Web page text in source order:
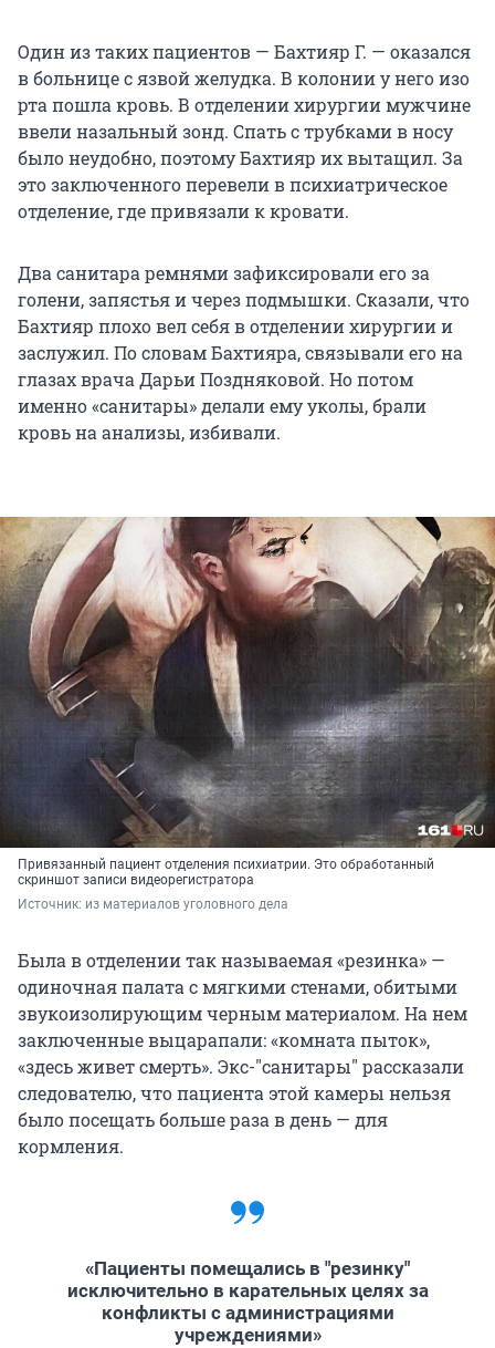
Один из таких пациентов — Бахтияр Г. — оказался
в больнице с язвой желудка. В колонии у него изо
рта пошла кровь. В отделении хирургии мужчине
ввели назальный зонд. Спать с трубками в носу
было неудобно, поэтому Бахтияр их вытащил. За
это заключенного перевели в психиатрическое
отделение, где привязали к кровати.
Два санитара ремнями зафиксировали его за
голени, запястья и через подмышки. Сказали, что
Бахтияр плохо вел себя в отделении хирургии и
заслужил. По словам Бахтияра, связывали его на
глазах врача Дарьи Поздняковой. Но потом
именно «санитары» делали ему уколы, брали
кровь на анализы, избивали.
Привязанный пациент отделения психиатрии. Это обработанный
скриншот записи видеорегистратора
Источник: из материалов уголовного дела
Была в отделении так называемая «резинка» —
одиночная палата с мягкими стенами, обитыми
звукоизолирующим черным материалом. На нем
заключенные выцарапали: «комната пыток»,
«здесь живет смерть». Экс-"санитары" рассказали
следователю, что пациента этой камеры нельзя
было посещать больше раза в день — для
кормления.
«Пациенты помещались в "резинку"
исключительно в карательных целях за
конфликты с администрациями
учреждениями»